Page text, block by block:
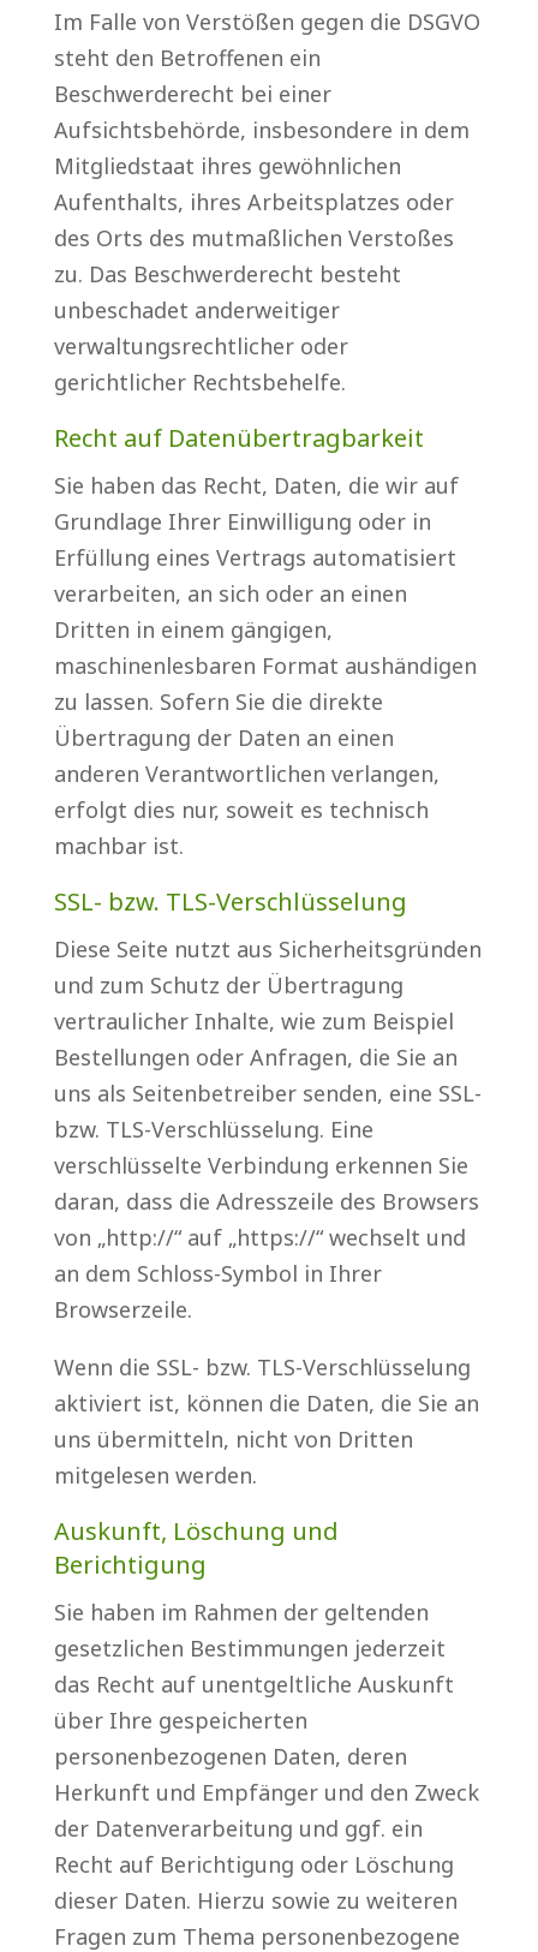
Im Falle von Verstößen gegen die DSGVO
steht den Betroffenen ein
Beschwerderecht bei einer
Aufsichtsbehörde, insbesondere in dem
Mitgliedstaat ihres gewöhnlichen
Aufenthalts, ihres Arbeitsplatzes oder
des Orts des mutmaßlichen Verstoßes
zu. Das Beschwerderecht besteht
unbeschadet anderweitiger
verwaltungsrechtlicher oder
gerichtlicher Rechtsbehelfe.
Recht auf Datenübertragbarkeit
Sie haben das Recht, Daten, die wir auf
Grundlage Ihrer Einwilligung oder in
Erfüllung eines Vertrags automatisiert
verarbeiten, an sich oder an einen
Dritten in einem gängigen,
maschinenlesbaren Format aushändigen
zu lassen. Sofern Sie die direkte
Übertragung der Daten an einen
anderen Verantwortlichen verlangen,
erfolgt dies nur, soweit es technisch
machbar ist.
SSL- bzw. TLS-Verschlüsselung
Diese Seite nutzt aus Sicherheitsgründen
und zum Schutz der Übertragung
vertraulicher Inhalte, wie zum Beispiel
Bestellungen oder Anfragen, die Sie an
uns als Seitenbetreiber senden, eine SSL-
bzw. TLS-Verschlüsselung. Eine
verschlüsselte Verbindung erkennen Sie
daran, dass die Adresszeile des Browsers
von „http://“ auf „https://“ wechselt und
an dem Schloss-Symbol in Ihrer
Browserzeile.
Wenn die SSL- bzw. TLS-Verschlüsselung
aktiviert ist, können die Daten, die Sie an
uns übermitteln, nicht von Dritten
mitgelesen werden.
Auskunft, Löschung und
Berichtigung
Sie haben im Rahmen der geltenden
gesetzlichen Bestimmungen jederzeit
das Recht auf unentgeltliche Auskunft
über Ihre gespeicherten
personenbezogenen Daten, deren
Herkunft und Empfänger und den Zweck
der Datenverarbeitung und ggf. ein
Recht auf Berichtigung oder Löschung
dieser Daten. Hierzu sowie zu weiteren
Fragen zum Thema personenbezogene